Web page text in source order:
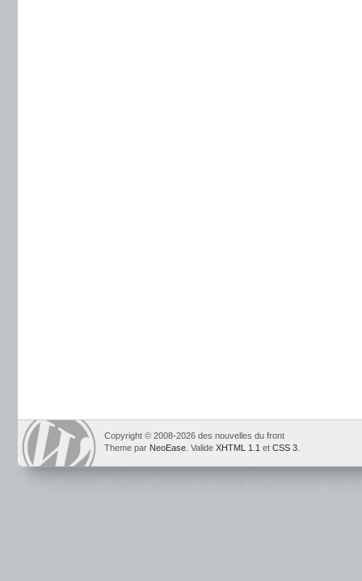
Copyright © 2008-2026 des nouvelles du front
Theme par NeoEase . Valide XHTML 1.1 et CSS 3